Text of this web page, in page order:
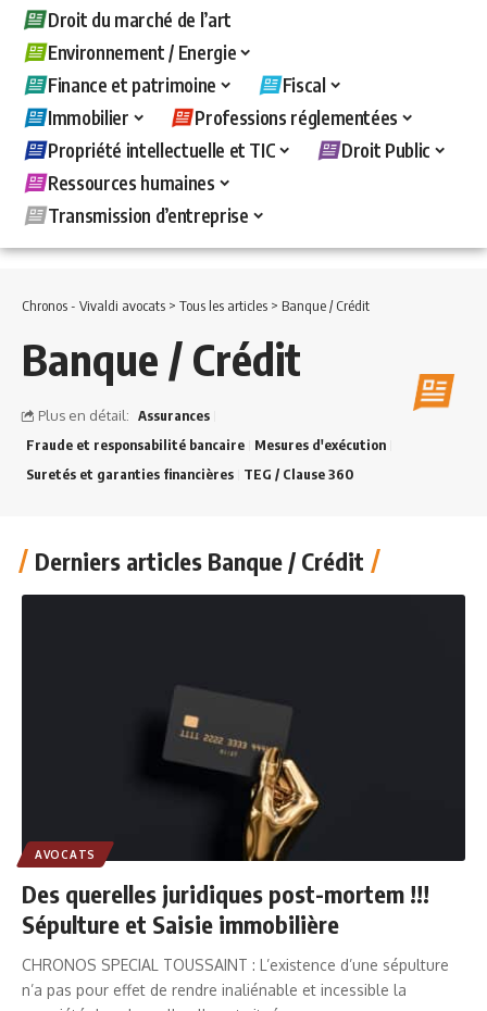
Droit du marché de l’art
Environnement / Energie
Finance et patrimoine
Fiscal
Immobilier
Professions réglementées
Propriété intellectuelle et TIC
Droit Public
Ressources humaines
Transmission d’entreprise
Chronos - Vivaldi avocats > Tous les articles > Banque / Crédit
Banque / Crédit
Plus en détail: Assurances
Fraude et responsabilité bancaire
Mesures d'exécution
Suretés et garanties financières
TEG / Clause 360
Derniers articles Banque / Crédit
AVOCATS
Des querelles juridiques post-mortem !!!
Sépulture et Saisie immobilière
CHRONOS SPECIAL TOUSSAINT : L’existence d’une sépulture
n’a pas pour effet de rendre inaliénable et incessible la